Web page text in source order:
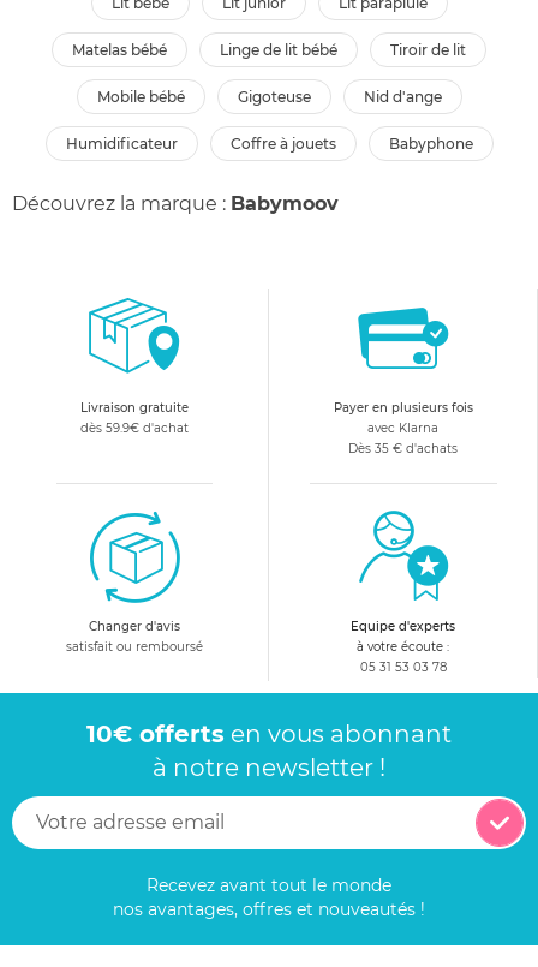
matelas bébé linge de lit bébé tiroir de lit
mobile bébé gigoteuse nid d'ange
humidificateur coffre à jouets babyphone
Découvrez la marque : Babymoov
Livraison gratuite
dès 59.9€ d'achat
Payer en plusieurs fois
avec Klarna
Dès 35 € d'achats
Changer d'avis
satisfait ou remboursé
Equipe d'experts
à votre écoute :
05 31 53 03 78
10€ offerts en vous abonnant
à notre newsletter !
Recevez avant tout le monde
nos avantages, offres et nouveautés !